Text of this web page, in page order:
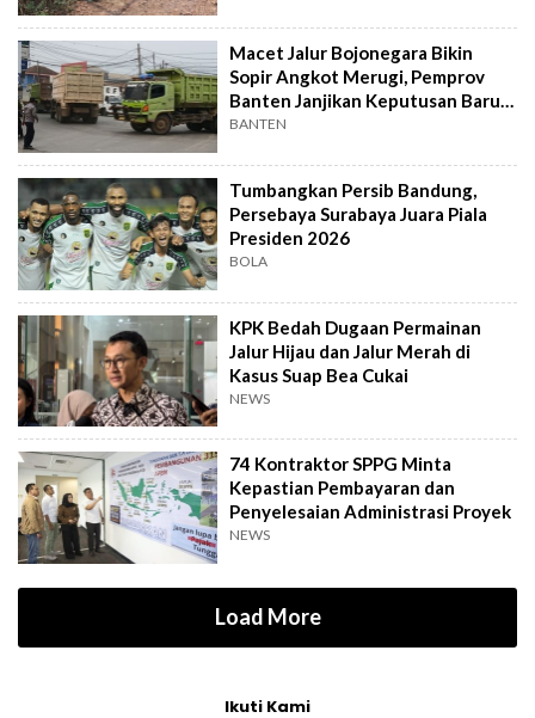
Macet Jalur Bojonegara Bikin
Sopir Angkot Merugi, Pemprov
Banten Janjikan Keputusan Baru 4
Hari Lagi
BANTEN
Tumbangkan Persib Bandung,
Persebaya Surabaya Juara Piala
Presiden 2026
BOLA
KPK Bedah Dugaan Permainan
Jalur Hijau dan Jalur Merah di
Kasus Suap Bea Cukai
NEWS
74 Kontraktor SPPG Minta
Kepastian Pembayaran dan
Penyelesaian Administrasi Proyek
NEWS
Load More
Ikuti Kami